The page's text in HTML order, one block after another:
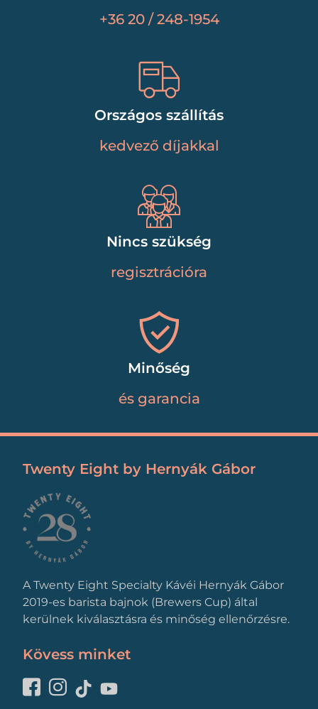
+36 20 / 248-1954
Országos szállítás
kedvező díjakkal
Nincs szükség
regisztrációra
Minőség
és garancia
Twenty Eight by Hernyák Gábor
A Twenty Eight Specialty Kávéi Hernyák Gábor
2019-es barista bajnok (Brewers Cup) által
kerülnek kiválasztásra és minőség ellenőrzésre.
Kövess minket